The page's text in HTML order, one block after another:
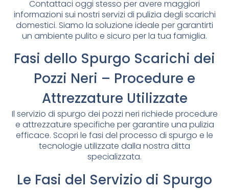
Contattaci oggi stesso per avere maggiori
informazioni sui nostri servizi di pulizia degli scarichi
domestici. Siamo la soluzione ideale per garantirti
un ambiente pulito e sicuro per la tua famiglia.
Fasi dello Spurgo Scarichi dei
Pozzi Neri – Procedure e
Attrezzature Utilizzate
Il servizio di spurgo dei pozzi neri richiede procedure
e attrezzature specifiche per garantire una pulizia
efficace. Scopri le fasi del processo di spurgo e le
tecnologie utilizzate dalla nostra ditta
specializzata.
Le Fasi del Servizio di Spurgo